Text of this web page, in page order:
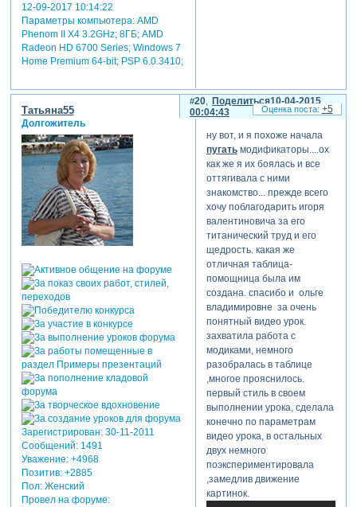
25, а 45. эта цифра,
действительно, очень
удачно подходит для 3-
фоток. а как вы ее нашли,
по какой-то формуле или
методом подбора?
12-09-2017 10:14:22
Параметры компьютера:AMD
Phenom II X4 3.2GHz; 8ГБ; AMD
Radeon HD 6700 Series; Windows 7
Home Premium 64-bit; PSP 6.0.3410;
втором стиле (с
горизонтальным
только 4-й слайд глянул с
подачи ирины.
успехов!
отредактировано biv50 (09-
04-2015 23:42:40)
Поделиться
20
10-04-2015
00:04:43
Татьяна55
Долгожитель
Зарегистрирован: 30-11-2011
Сообщений:1491
Уважение: +4968
Позитив: +2885
Пол:Женский
Провел на форуме:
ну вот, и я похоже начала
пугатьмодификаторы....ох
как же я их боялась и все
оттягивала с ними
знакомство... прежде всего
хочу поблагодарить игоря
валентиновича за его
титанический труд и его
щедрость. какая же
отличная таблица-
помощница была им
создана. спасибо и ольге
владимировне за очень
понятный видео урок.
захватила работа с
модиками, немного
разобралась в таблице
,многое прояснилось.
первый стиль в своем
выполнении урока, сделала
конечно по параметрам
видео урока, в остальных
двух немного
поэкспериментировала
,замедлив движение
картинок.
+5